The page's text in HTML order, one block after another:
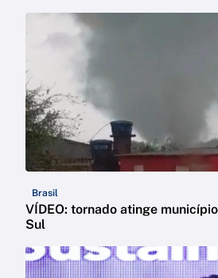
Brasil
VÍDEO: tornado atinge
Sul